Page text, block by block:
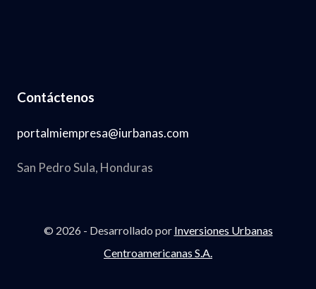
Contáctenos
portalmiempresa@iurbanas.com
San Pedro Sula, Honduras
© 2026 - Desarrollado por Inversiones Urbanas
Centroamericanas S.A.